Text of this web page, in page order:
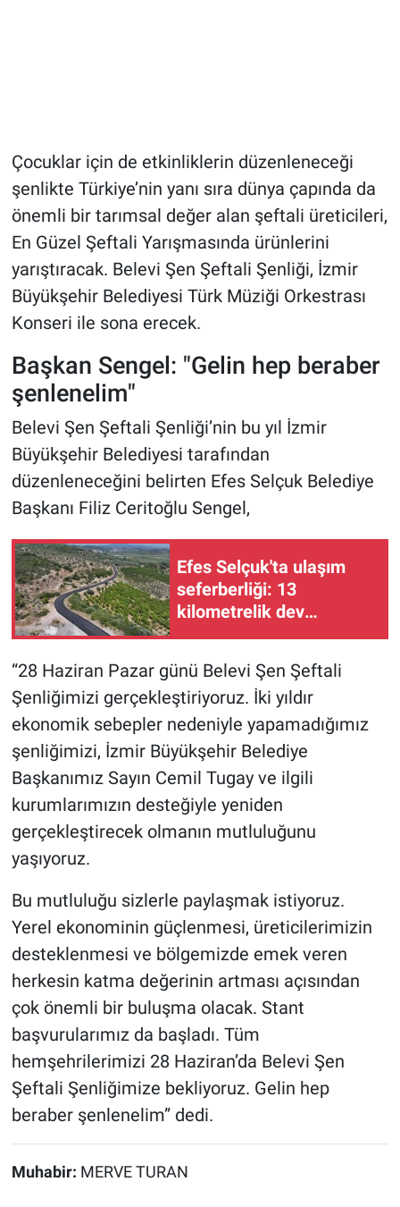
Çocuklar için de etkinliklerin düzenleneceği
şenlikte Türkiye’nin yanı sıra dünya çapında da
önemli bir tarımsal değer alan şeftali üreticileri,
En Güzel Şeftali Yarışmasında ürünlerini
yarıştıracak. Belevi Şen Şeftali Şenliği, İzmir
Büyükşehir Belediyesi Türk Müziği Orkestrası
Konseri ile sona erecek.
Başkan Sengel: "Gelin hep beraber
şenlenelim"
Belevi Şen Şeftali Şenliği’nin bu yıl İzmir
Büyükşehir Belediyesi tarafından
düzenleneceğini belirten Efes Selçuk Belediye
Başkanı Filiz Ceritoğlu Sengel,
Efes Selçuk'ta ulaşım
seferberliği: 13
kilometrelik dev
güzergah yenileniyor!
“28 Haziran Pazar günü Belevi Şen Şeftali
Şenliğimizi gerçekleştiriyoruz. İki yıldır
ekonomik sebepler nedeniyle yapamadığımız
şenliğimizi, İzmir Büyükşehir Belediye
Başkanımız Sayın Cemil Tugay ve ilgili
kurumlarımızın desteğiyle yeniden
gerçekleştirecek olmanın mutluluğunu
yaşıyoruz.
Bu mutluluğu sizlerle paylaşmak istiyoruz.
Yerel ekonominin güçlenmesi, üreticilerimizin
desteklenmesi ve bölgemizde emek veren
herkesin katma değerinin artması açısından
çok önemli bir buluşma olacak. Stant
başvurularımız da başladı. Tüm
hemşehrilerimizi 28 Haziran’da Belevi Şen
Şeftali Şenliğimize bekliyoruz. Gelin hep
beraber şenlenelim” dedi.
Muhabir: MERVE TURAN